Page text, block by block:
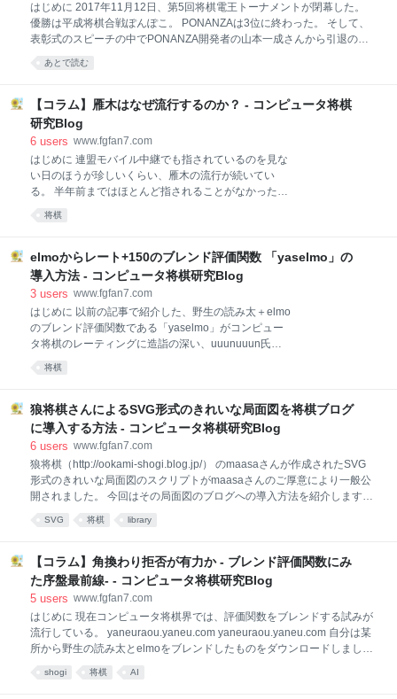
歩|三 | ・ ・v歩 ・v歩 ・v歩 ・ ・|四 | ・v歩 ・ ・ ・ ・
・ ・ 歩|五 | ・ ・ 歩 歩 ・ 歩 歩 ・ ・|六 | 歩 歩 角 銀 歩
・ 桂 歩 ・|七 | ・ ・
はじめに 2017年11月12日、第5回将棋電王トーナメントが閉幕した。
優勝は平成将棋合戦ぽんぽこ。 PONANZAは3位に終わった。 そして、
表彰式のスピーチの中でPONANZA開発者の山本一成さんから引退の意
向が発表された。 Ponanzaもこれで引退ですね。 いろいろ手伝ってく
れてありがとう。 @ak11 と @cute_na_piglets — 山本一成@Ponanza
今までPONANZAの指す将棋を追い続けてきたので、この件はとても大
きな出来事だった。 山本さんの発言等からある程度予期はしていたもの
の、実際PONANZAが引退するとなると寂しい面がある。 今回の記事で
盤の可能性 山本さんは学生時代に指し将棋の強豪として活躍し
あとで読む
【コラム】雁木はなぜ流行するのか？ - コンピュータ将棋
研究Blog
6 users www.fgfan7.com
はじめに 連盟モバイル中継でも指されているのを見な
い日のほうが珍しいくらい、雁木の流行が続いてい
る。 半年前まではほとんど指されることがなかったの
になぜここまで流行するようになったのだろうか。 今
回の記事ではその疑問に対して私なりの解釈で考察し
の駒組み 新型雁木の駒組み まとめ なぜ雁木は流行す
るのか 雁木の歴史 雁木戦法は江戸時代の初め、在野の
棋客・檜垣是安が対居飛車用に編み出した指し方で、
着想を得たという。 もともとは受けに比重を置く作戦
が主流だったが、右四間飛車との組み合わせで攻撃力
が倍加した。 アマチュア棋界では二十数年前に、現観
戦記者の小暮克洋さんがこの戦法を引っ提げて学生名
える雁
将棋
elmoからレート+150のブレンド評価関数 「yaselmo」の
導入方法 - コンピュータ将棋研究Blog
3 users www.fgfan7.com
はじめに 以前の記事で紹介した、野生の読み太＋elmo
のブレンド評価関数である「yaselmo」がコンピュー
タ将棋のレーティングに造詣の深い、uuunuuun氏の
検証によりelmoに比べて約レート+150ほどであるこ
とが公表された。 参考記事 www.fgfan7.com
yaselmoを追加。記事を書こうとしてるかたがおられ
るようなのでまだ測定中ですが暫定表。Ponanzaは山
本氏の発表を元に遊びで追加。対局数が少ないので統
@floodgate_fan pic.twitter.com/wUcQLsyQED —
uuunuuun (@uuunuuun1) 2017年7月25日 yaselmo vs
elmoの対局 一手0.1秒： 258-5-137 elmo R差 信頼区
間1シグマで89～[109
将棋
狼将棋さんによるSVG形式のきれいな局面図を将棋ブログ
に導入する方法 - コンピュータ将棋研究Blog
6 users www.fgfan7.com
狼将棋（http://ookami-shogi.blog.jp/） のmaasaさんが作成されたSVG
形式のきれいな局面図のスクリプトがmaasaさんのご厚意により一般公
開されました。 今回はその局面図のブログへの導入方法を紹介します。
SVG局面図導入のメリット 狼将棋さんのsvg将棋盤のすぐれている点 ・
SVG形式なのでどんなに拡大しても表示が粗くならない ・白黒を基調と
成香、成桂） ・bod形式の局面図をコピーすることができる— suimon
(@floodgate_fan) 2017年7月16日 ※7/14時点での導入方法の記事です。
今後この記事もスクリプトのアップデート等に伴い、加筆・修正をしま
応用できると思います。 １、http://www.ge
SVG 将棋 library
【コラム】角換わり拒否が有力か - ブレンド評価関数にみ
た序盤最前線- - コンピュータ将棋研究Blog
5 users www.fgfan7.com
はじめに 現在コンピュータ将棋界では、評価関数をブレンドする試みが
流行している。 yaneuraou.yaneu.com yaneuraou.yaneu.com 自分は某
所から野生の読み太とelmoをブレンドしたものをダウンロードしました
が、解凍の際にいつもの方法だとエラーになりました。 （あとで7zipで
解凍したらうまくいきました） ※下のリンクより ファイルサイズが大き
shogi 将棋 AI